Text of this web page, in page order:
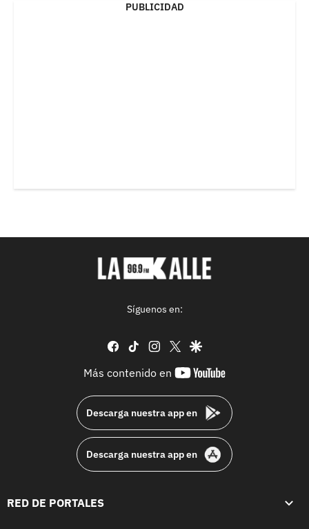
PUBLICIDAD
Síguenos en:
facebook
tiktok instagram
twittergoogle
Más contenido en
youtube-
Descarga nuestra app en
Descarga nuestra app en
RED DE PORTALES